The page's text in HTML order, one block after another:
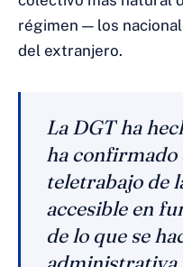
régimen — los
del extranjero.
La DGT ha
ha confirmado
teletrabajo de
accesible en
de lo que se